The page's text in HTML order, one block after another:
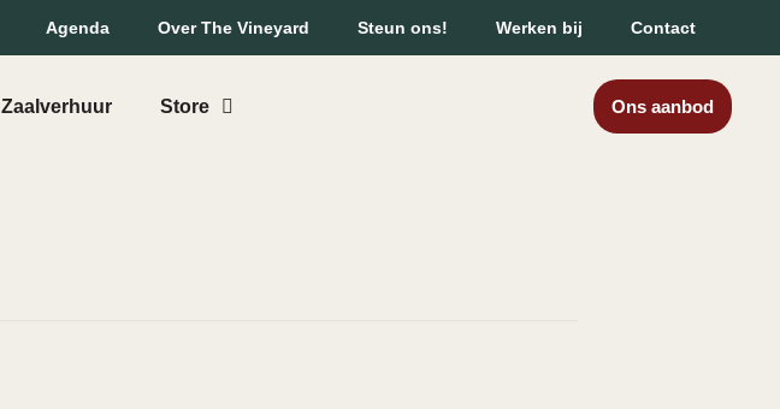
Agenda Over The Vineyard Steun ons! Werken bij Contact
Zaalverhuur Store Ons aanbod